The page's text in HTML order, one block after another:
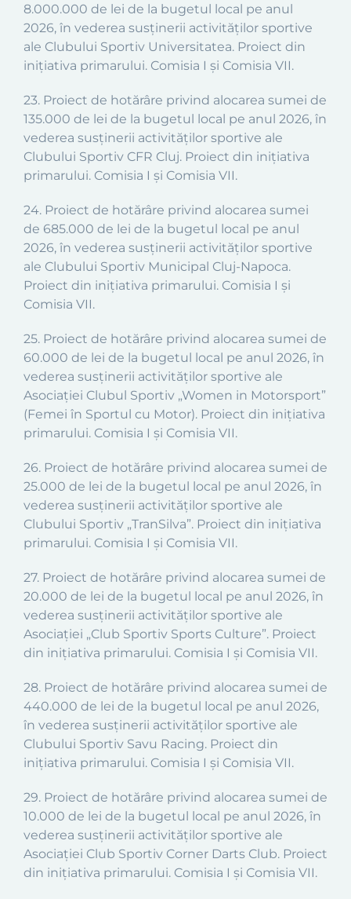
8.000.000 de lei de la bugetul local pe anul
2026, în vederea susținerii activităților sportive
ale Clubului Sportiv Universitatea. Proiect din
inițiativa primarului. Comisia I și Comisia VII.
23. Proiect de hotărâre privind alocarea sumei de
135.000 de lei de la bugetul local pe anul 2026, în
vederea susținerii activităților sportive ale
Clubului Sportiv CFR Cluj. Proiect din inițiativa
primarului. Comisia I și Comisia VII.
24. Proiect de hotărâre privind alocarea sumei
de 685.000 de lei de la bugetul local pe anul
2026, în vederea susținerii activităților sportive
ale Clubului Sportiv Municipal Cluj-Napoca.
Proiect din inițiativa primarului. Comisia I și
Comisia VII.
25. Proiect de hotărâre privind alocarea sumei de
60.000 de lei de la bugetul local pe anul 2026, în
vederea susținerii activităților sportive ale
Asociației Clubul Sportiv „Women in Motorsport”
(Femei în Sportul cu Motor). Proiect din inițiativa
primarului. Comisia I și Comisia VII.
26. Proiect de hotărâre privind alocarea sumei de
25.000 de lei de la bugetul local pe anul 2026, în
vederea susținerii activităților sportive ale
Clubului Sportiv „TranSilva”. Proiect din inițiativa
primarului. Comisia I și Comisia VII.
27. Proiect de hotărâre privind alocarea sumei de
20.000 de lei de la bugetul local pe anul 2026, în
vederea susținerii activităților sportive ale
Asociației „Club Sportiv Sports Culture”. Proiect
din inițiativa primarului. Comisia I și Comisia VII.
28. Proiect de hotărâre privind alocarea sumei de
440.000 de lei de la bugetul local pe anul 2026,
în vederea susținerii activităților sportive ale
Clubului Sportiv Savu Racing. Proiect din
inițiativa primarului. Comisia I și Comisia VII.
29. Proiect de hotărâre privind alocarea sumei de
10.000 de lei de la bugetul local pe anul 2026, în
vederea susținerii activităților sportive ale
Asociației Club Sportiv Corner Darts Club. Proiect
din inițiativa primarului. Comisia I și Comisia VII.